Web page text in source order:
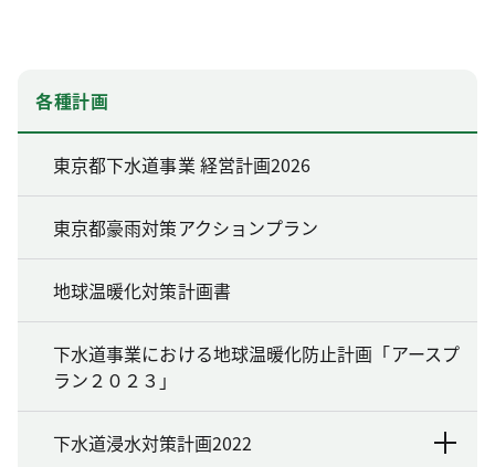
各種計画
東京都下水道事業 経営計画2026
東京都豪雨対策アクションプラン
地球温暖化対策計画書
下水道事業における地球温暖化防止計画「アースプ
ラン２０２３」
下水道浸水対策計画2022